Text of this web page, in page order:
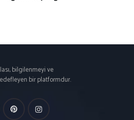
bilgilenmeyi ve
bir platformdur.